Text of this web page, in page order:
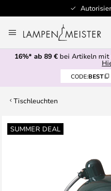
Inhalt
springen
16%* ab 89 € bei Artikeln mit
CODE:BEST
Tischleuchten
SUMMER DEAL
Zum
Ende